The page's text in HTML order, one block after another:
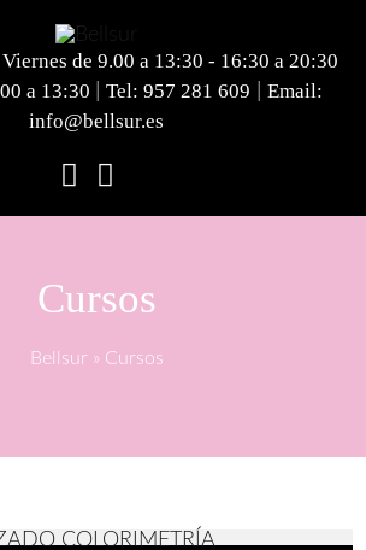
de 9.00 a 13:30 - 16:30 a 20:30
a 13:30
Tel: 957 281 609
Email:
info@bellsur.es
Cursos
Bellsur » Cursos